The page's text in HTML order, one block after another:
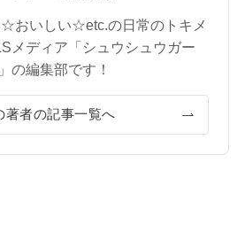
おいしい☆etc.の日常のトキメ
メディア「シュウシュウガー
の編集部です！
著者の記事一覧へ